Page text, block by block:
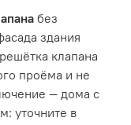
без
здания
клапана
проёма и не
— дома с
уточните в